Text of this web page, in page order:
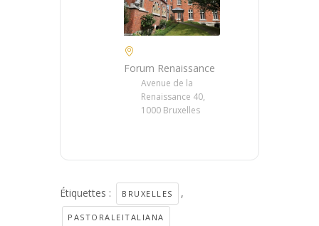
Forum Renaissance
Avenue de la
Renaissance 40,
1000 Bruxelles
Étiquettes : BRUXELLES ,
PASTORALEITALIANA